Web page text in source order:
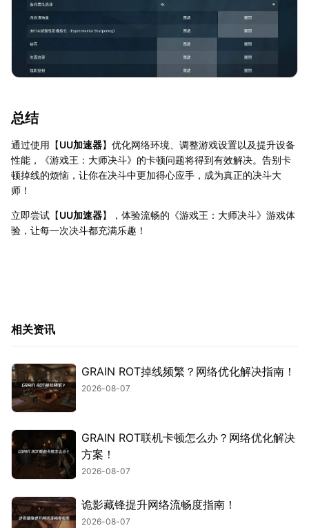
总结
通过使用【UU加速器】优化网络环境、调整游戏设置以及提升设备
性能，《游戏王：大师决斗》的卡顿问题将得到有效解决。告别卡
顿掉线的烦恼，让你在决斗中更加得心应手，成为真正的决斗大
师！
立即尝试【UU加速器】，体验流畅的《游戏王：大师决斗》游戏体
验，让每一次决斗都充满乐趣！
相关资讯
GRAIN ROT掉线频繁？网络优化解决指南！
2026-08-07
GRAIN ROT联机卡顿怎么办？网络优化解决
方案！
2026-08-07
诡影藏锋提升网络流畅度指南！
2026-08-07